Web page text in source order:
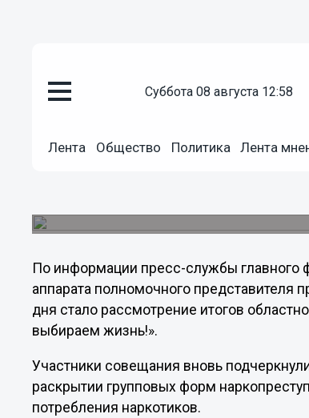
суббота 08 августа 12:58
Лента Общество Политика Лента
29.04.2013 11:36
Стали известны
федерального
По информации пресс-службы главного
аппарата полномочного
дня стало рассмотрение итогов
выбираем жизнь!».
Участники совещания вновь
раскрытии групповых форм
потребления наркотиков.